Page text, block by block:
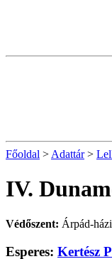
Főoldal > Adattár>
IV.
Védőszent: Árpád-
Esperes: Kertész